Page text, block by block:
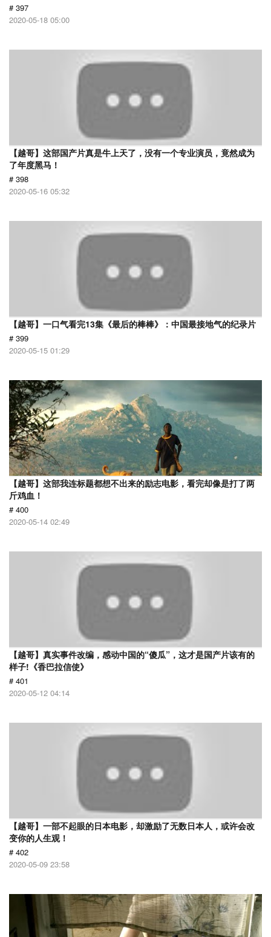
# 397
2020-05-18 05:00
【越哥】这部国产片真是牛上天了，没有一个专业演员，竟然成为
了年度黑马！
# 398
2020-05-16 05:32
【越哥】一口气看完13集《最后的棒棒》：中国最接地气的纪录片
# 399
2020-05-15 01:29
【越哥】这部我连标题都想不出来的励志电影，看完却像是打了两
斤鸡血！
# 400
2020-05-14 02:49
【越哥】真实事件改编，感动中国的“傻瓜”，这才是国产片该有的
样子!《香巴拉信使》
# 401
2020-05-12 04:14
【越哥】一部不起眼的日本电影，却激励了无数日本人，或许会改
变你的人生观！
# 402
2020-05-09 23:58